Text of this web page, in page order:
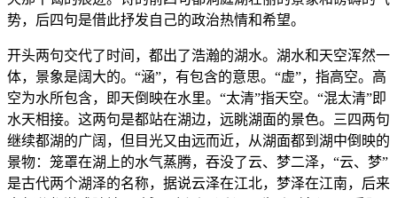
势，后四句是借此抒发自己的政治热情和希望。
开头两句交代了时间，都出了浩瀚的湖水。湖水和天空浑然一
体，景象是阔大的。“涵”，有包含的意思。“虚”，指高空。高
空为水所包含，即天倒映在水里。“太清”指天空。“混太清”即
水天相接。这两句是都站在湖边，远眺湖面的景色。三四两句
继续都湖的广阔，但目光又由远而近，从湖面都到湖中倒映的
景物：笼罩在湖上的水气蒸腾，吞没了云、梦二泽，“云、梦”
是古代两个湖泽的名称，据说云泽在江北，梦泽在江南，后来